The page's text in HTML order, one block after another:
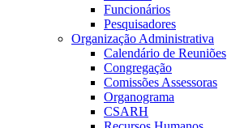
Funcionários
Pesquisadores
Organização Administrativa
Calendário de Reuniões
Congregação
Comissões Assessoras
Organograma
CSARH